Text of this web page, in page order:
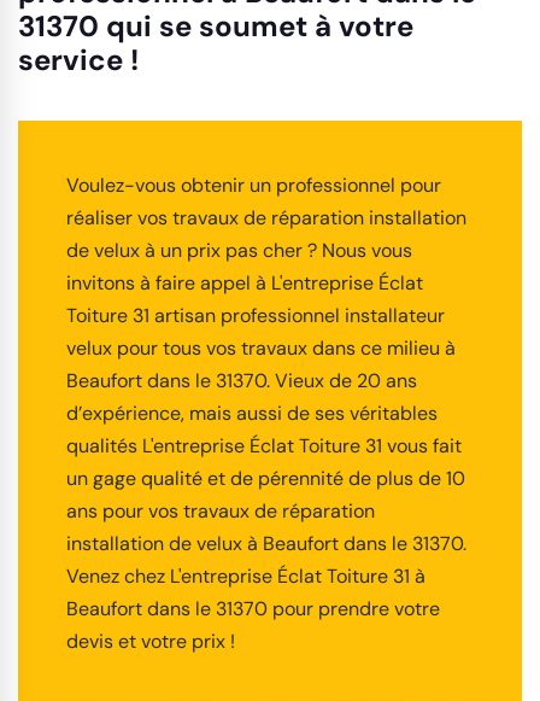
31370 qui se soumet à votre
service !
Voulez-vous obtenir un professionnel pour
réaliser vos travaux de réparation installation
de velux à un prix pas cher ? Nous vous
invitons à faire appel à L'entreprise Éclat
Toiture 31 artisan professionnel installateur
velux pour tous vos travaux dans ce milieu à
Beaufort dans le 31370. Vieux de 20 ans
d’expérience, mais aussi de ses véritables
qualités L'entreprise Éclat Toiture 31 vous fait
un gage qualité et de pérennité de plus de 10
ans pour vos travaux de réparation
installation de velux à Beaufort dans le 31370.
Venez chez L'entreprise Éclat Toiture 31 à
Beaufort dans le 31370 pour prendre votre
devis et votre prix !